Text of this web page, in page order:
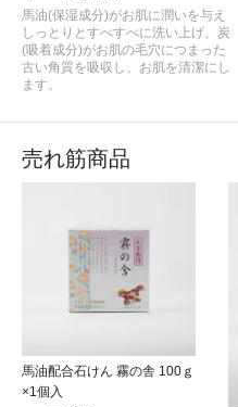
馬油(保湿成分)がお肌に潤いを与え
しっとりとすべすべに洗い上げ、炭
(吸着成分)がお肌の毛穴につまった
古い角質を吸収し、お肌を清潔にし
ます。
売れ筋商品
馬油配合石けん 霧の舎 100ｇ
×1個入